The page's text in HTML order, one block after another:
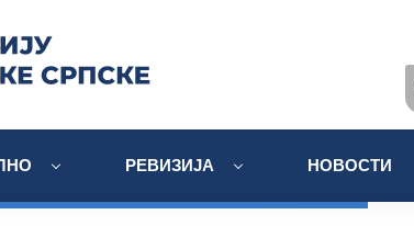
РЕВИЗИЈА НОВОСТИ